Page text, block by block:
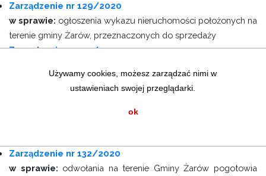
Używamy cookies, możesz zarządzać nimi w
ustawieniach swojej przeglądarki.
ok
Zarządzenie nr 129/2020
w sprawie: ogłoszenia wykazu nieruchomości położonych na
terenie gminy Żarów, przeznaczonych do sprzedaży
Zarządzenie nr 130/2020
pogotowia przeciwpowodziowego
Zarządzenie nr 131/2020
powołania Komisji do przeprowadzenia
Zarządzenie nr 132/2020
w sprawie: odwołania na terenie Gminy Żarów pogotowia